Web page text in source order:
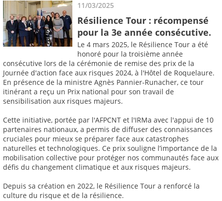
11/03/2025
Résilience Tour : récompensé
pour la 3e année consécutive.
Le 4 mars 2025, le Résilience Tour a été
honoré pour la troisième année
consécutive lors de la cérémonie de remise des prix de la
Journée d'action face aux risques 2024, à l'Hôtel de Roquelaure.
En présence de la ministre Agnès Pannier-Runacher, ce tour
itinérant a reçu un Prix national pour son travail de
sensibilisation aux risques majeurs.
Cette initiative, portée par l'AFPCNT et l'IRMa avec l'appui de 10
partenaires nationaux, a permis de diffuser des connaissances
cruciales pour mieux se préparer face aux catastrophes
naturelles et technologiques. Ce prix souligne l’importance de la
mobilisation collective pour protéger nos communautés face aux
défis du changement climatique et aux risques majeurs.
Depuis sa création en 2022, le Résilience Tour a renforcé la
culture du risque et de la résilience.